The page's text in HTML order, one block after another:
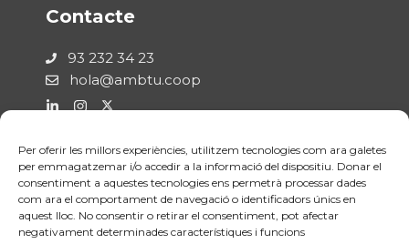
Per oferir les millors experiències, utilitzem tecnologies com ara galetes
per emmagatzemar i/o accedir a la informació del dispositiu. Donar el
consentiment a aquestes tecnologies ens permetrà processar dades
com ara el comportament de navegació o identificadors únics en
aquest lloc. No consentir o retirar el consentiment, pot afectar
negativament determinades característiques i funcions
Contacte
93 232 34 23
hola@ambtu.coop
Legal
Política de Privadesa
Avís Legal